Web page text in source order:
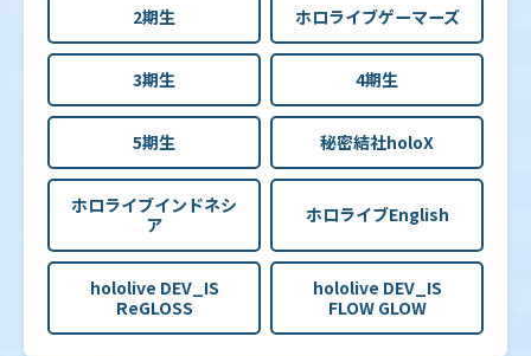
2期生 ホロライブゲーマーズ
3期生 4期生
5期生 秘密結社holoX
ホロライブインドネシ
ア
ホロライブEnglish
hololive DEV_IS
ReGLOSS
hololive DEV_IS
FLOW GLOW